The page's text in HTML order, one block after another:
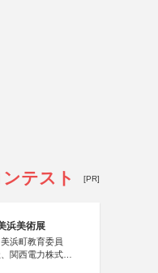
テスト [PR]
浜美術展
浜町教育委員
関西電力株式会